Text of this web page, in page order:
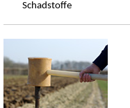
Schadstoffe